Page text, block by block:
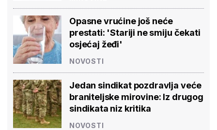
Opasne vrućine još neće
prestati: 'Stariji ne smiju čekati
osjećaj žeđi'
NOVOSTI
Jedan sindikat pozdravlja veće
braniteljske mirovine: Iz drugog
sindikata niz kritika
NOVOSTI